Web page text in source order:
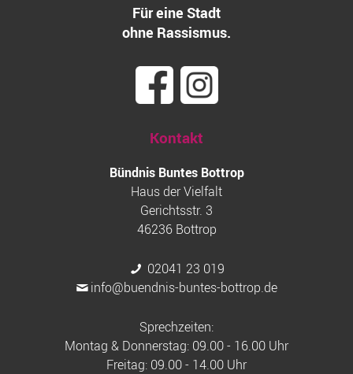
Für eine Stadt
ohne Rassismus.
Kontakt
Bündnis Buntes Bottrop
Haus der Vielfalt
Gerichtsstr. 3
46236 Bottrop
02041 23 019
info@buendnis-buntes-bottrop.de
Sprechzeiten:
Montag & Donnerstag: 09.00 - 16.00 Uhr
Freitag: 09.00 - 14.00 Uhr